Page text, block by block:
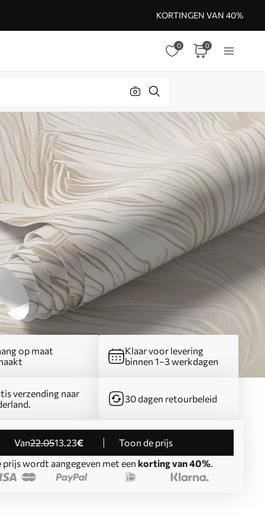
KORTINGEN VAN 40%
0 0
op maat
Klaar voor levering
binnen 1–3 werkdagen
verzending naar
30 dagen retourbeleid
Van22.0513 .23€
Toon de prijs
prijs wordt aangegeven met een korting van 40%